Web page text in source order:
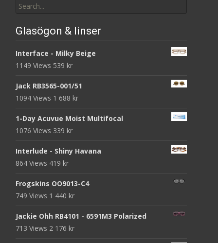
for:
Glasögon & linser
Interface - Milky Beige
1149 Views 539 kr
Jack RB3565-001/51
1094 Views 1 688 kr
1-Day Acuvue Moist Multifocal
1076 Views 339 kr
Interlude - Shiny Havana
864 Views 419 kr
Frogskins OO9013-C4
749 Views 1 440 kr
Jackie Ohh RB4101 - 6591M3 Polarized
713 Views 2 176 kr